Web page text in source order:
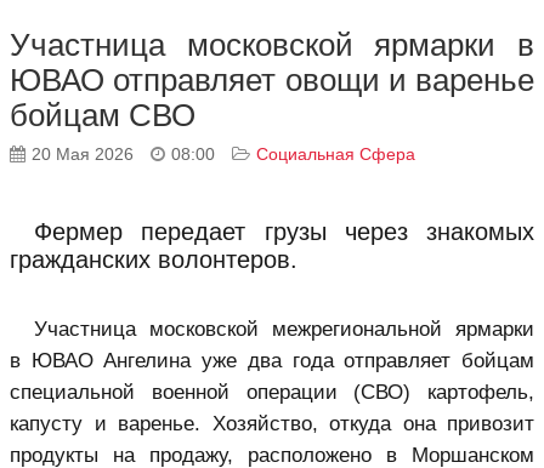
Участница московской ярмарки в
ЮВАО отправляет овощи и варенье
бойцам СВО
20 Мая 2026 08:00 Социальная Сфера
Фермер передает грузы через знакомых
гражданских волонтеров.
Участница московской межрегиональной ярмарки
в ЮВАО Ангелина уже два года отправляет бойцам
специальной военной операции (СВО) картофель,
капусту и варенье. Хозяйство, откуда она привозит
продукты на продажу, расположено в Моршанском